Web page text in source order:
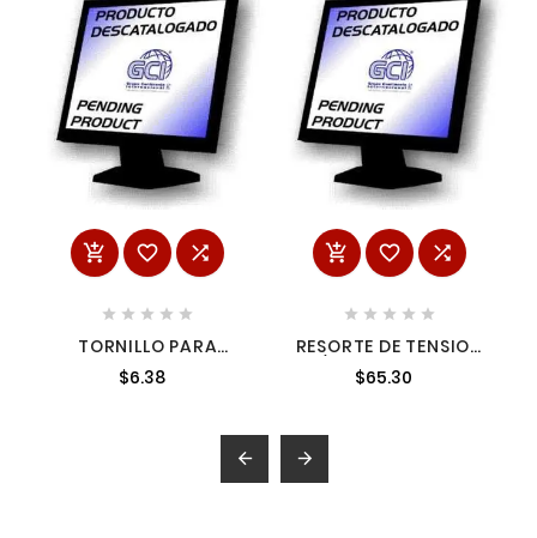
  
    
TORNILLO PARA
AT638 N.R. A20027
$6.38
  
    
RESORTE DE TENSION
P/MT240 2316675
2316675
$65.30
 